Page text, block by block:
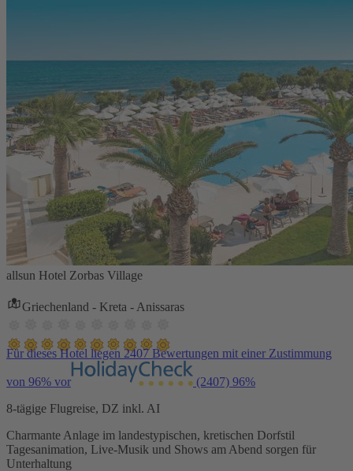
allsun Hotel Zorbas Village
Griechenland - Kreta - Anissaras
Für dieses Hotel liegen 2407 Bewertungen mit einer Zustimmung
von 96% vor (2407) 96%
8-tägige Flugreise, DZ inkl. AI
Charmante Anlage im landestypischen, kretischen Dorfstil
Tagesanimation, Live-Musik und Shows am Abend sorgen für
Unterhaltung